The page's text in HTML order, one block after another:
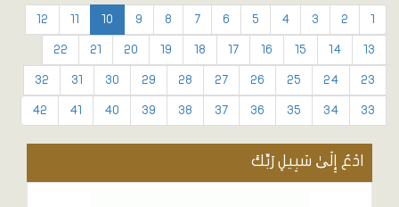
1
2
3
4
5
6
7
8
9
10
11
12
13
14
15
16
17
18
19
20
21
22
23
24
25
26
27
28
29
30
31
32
33
34
35
36
37
38
39
40
41
42
ادْعُ إِلَىٰ سَبِيلِ رَبِّكَ